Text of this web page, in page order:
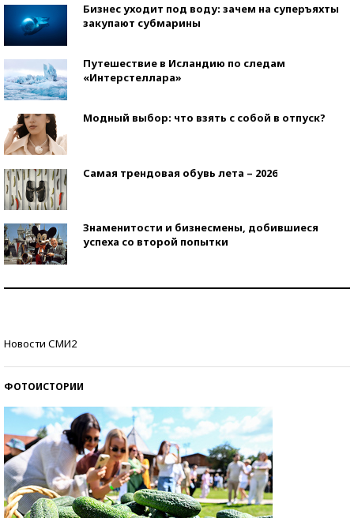
Бизнес уходит под воду: зачем на суперъяхты
закупают субмарины
Путешествие в Исландию по следам
«Интерстеллара»
Модный выбор: что взять с собой в отпуск?
Самая трендовая обувь лета – 2026
Знаменитости и бизнесмены, добившиеся
успеха со второй попытки
Новости СМИ2
ФОТОИСТОРИИ